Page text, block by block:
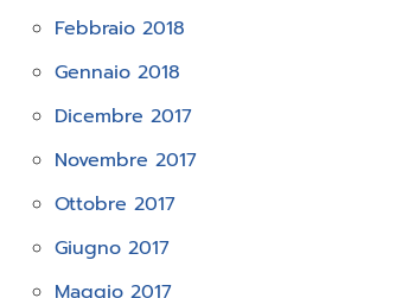
Febbraio 2018
Gennaio 2018
Dicembre 2017
Novembre 2017
Ottobre 2017
Giugno 2017
Maggio 2017